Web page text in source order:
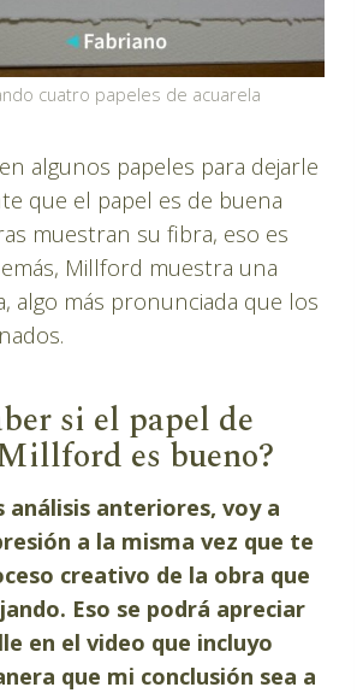
cuatro papeles de acuarela
algunos papeles para dejarle
que el papel es de buena
muestran su fibra, eso es
Millford muestra una
algo más pronunciada que los
si el papel de
es bueno?
análisis anteriores, voy a
a la misma vez que te
creativo de la obra que
Eso se podrá apreciar
en el video que incluyo
que mi conclusión sea a